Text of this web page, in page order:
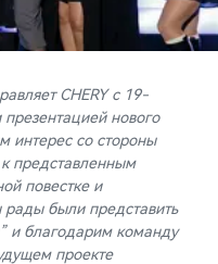
CHERY с 19-
нового
интерес со стороны
к представленным
повестке и
были представить
и благодарим команду
проекте